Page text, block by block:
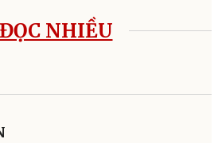
ĐỌC NHIỀU